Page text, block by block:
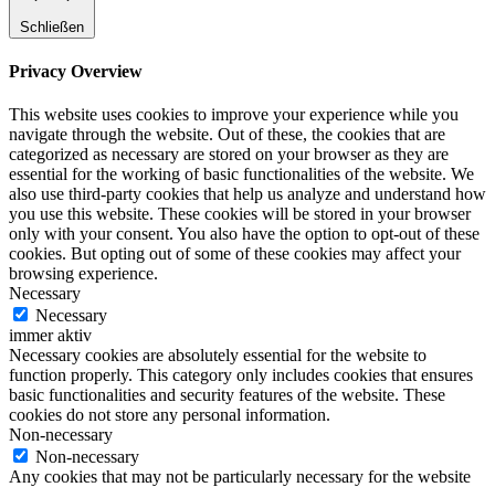
Schließen
Privacy Overview
This website uses cookies to improve your experience while you
navigate through the website. Out of these, the cookies that are
categorized as necessary are stored on your browser as they are
essential for the working of basic functionalities of the website. We
also use third-party cookies that help us analyze and understand how
you use this website. These cookies will be stored in your browser
only with your consent. You also have the option to opt-out of these
cookies. But opting out of some of these cookies may affect your
browsing experience.
Necessary
Necessary
immer aktiv
Necessary cookies are absolutely essential for the website to
function properly. This category only includes cookies that ensures
basic functionalities and security features of the website. These
cookies do not store any personal information.
Non-necessary
Non-necessary
Any cookies that may not be particularly necessary for the website